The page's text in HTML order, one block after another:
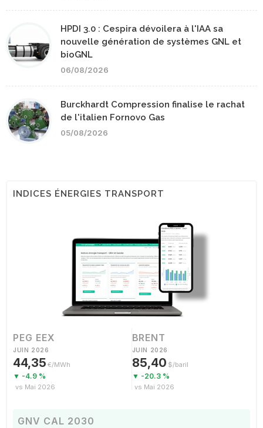
HPDI 3.0 : Cespira dévoilera à l'IAA sa
nouvelle génération de systèmes GNL et
bioGNL
06/08/2026
Burckhardt Compression finalise le rachat
de l'italien Fornovo Gas
05/08/2026
INDICES ÉNERGIES TRANSPORT
PEG EEX
JUIN 2026
44,35 €/MWh
▼ -4.9 %
vs Mai 2026
BRENT
JUIN 2026
85,40 $/baril
▼ -20.3 %
vs Mai 2026
GNV CAL 2030